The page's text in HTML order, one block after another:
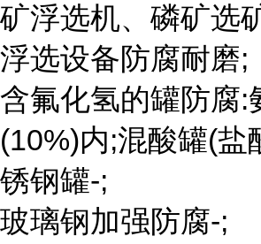
矿浮选机、磷矿选
浮选设备防腐耐磨;
含氟化氢的罐防腐:
(10%)内;混酸罐(盐
锈钢罐-;
玻璃钢加强防腐-;